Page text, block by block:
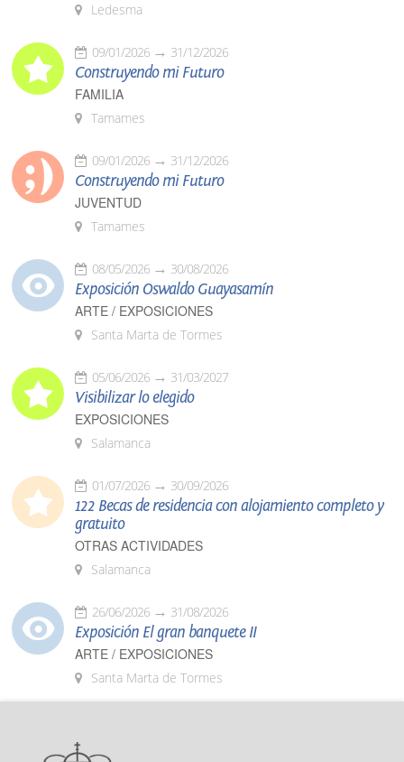
Ledesma
09/01/2026 31/12/2026
Construyendo mi Futuro
FAMILIA
Tamames
09/01/2026 31/12/2026
Construyendo mi Futuro
JUVENTUD
Tamames
08/05/2026 30/08/2026
Exposición Oswaldo Guayasamín
ARTE / EXPOSICIONES
Santa Marta de Tormes
05/06/2026 31/03/2027
Visibilizar lo elegido
EXPOSICIONES
Salamanca
01/07/2026 30/09/2026
122 Becas de residencia con alojamiento completo y
gratuito
OTRAS ACTIVIDADES
Salamanca
26/06/2026 31/08/2026
Exposición El gran banquete II
ARTE / EXPOSICIONES
Santa Marta de Tormes